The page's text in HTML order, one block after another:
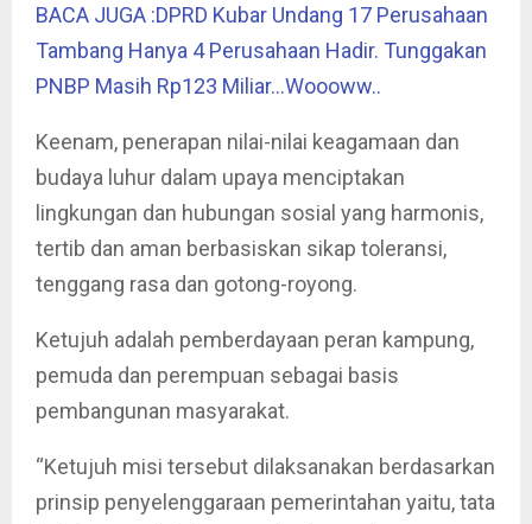
BACA JUGA :DPRD Kubar Undang 17 Perusahaan
Tambang Hanya 4 Perusahaan Hadir. Tunggakan
PNBP Masih Rp123 Miliar…Woooww..
Keenam, penerapan nilai-nilai keagamaan dan
budaya luhur dalam upaya menciptakan
lingkungan dan hubungan sosial yang harmonis,
tertib dan aman berbasiskan sikap toleransi,
tenggang rasa dan gotong-royong.
Ketujuh adalah pemberdayaan peran kampung,
pemuda dan perempuan sebagai basis
pembangunan masyarakat.
“Ketujuh misi tersebut dilaksanakan berdasarkan
prinsip penyelenggaraan pemerintahan yaitu, tata